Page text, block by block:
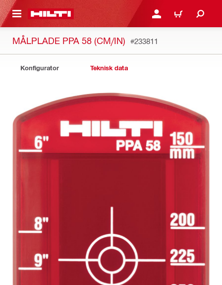
HOVEDINDHOLD LOG IND ELLER
INDKØBSKURV
MÅLPLADE PPA 58 (CM/IN) #233811
Konfigurator Teknisk data